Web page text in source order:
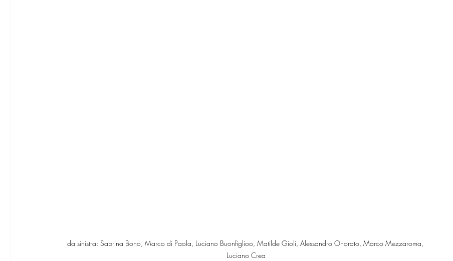
da sinistra: Sabrina Bono, Marco di Paola, Luciano Buonfiglioo, Matilde Gioli, Alessandro Onorato, Marco Mezzaroma,
Luciano Crea